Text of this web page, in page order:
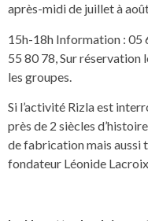
après-midi de juillet à
15h-18h Information : 05
55 80 78, Sur réservation
les groupes.
Si l’activité Rizla est
près de 2 siècles
de fabrication mais aussi
fondateur Léonide